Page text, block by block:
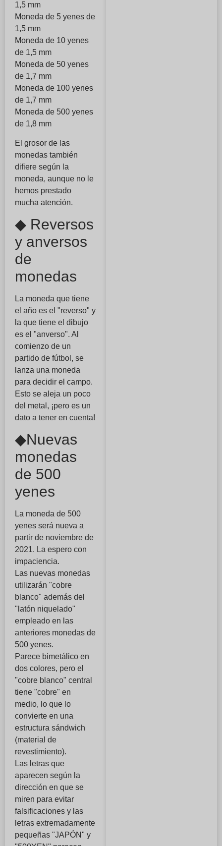
1,5 mm
Moneda de 5 yenes de
1,5 mm
Moneda de 10 yenes
de 1,5 mm
Moneda de 50 yenes
de 1,7 mm
Moneda de 100 yenes
de 1,7 mm
Moneda de 500 yenes
de 1,8 mm
El grosor de las
monedas también
difiere según la
moneda, aunque no le
hemos prestado
mucha atención.
◆ Reversos
y anversos
de
monedas
La moneda que tiene
el año es el "reverso" y
la que tiene el dibujo
es el "anverso". Al
comienzo de un
partido de fútbol, se
lanza una moneda
para decidir el campo.
Esto se aleja un poco
del metal, ¡pero es un
dato a tener en cuenta!
◆Nuevas
monedas
de 500
yenes
La moneda de 500
yenes será nueva a
partir de noviembre de
2021. La espero con
impaciencia.
Las nuevas monedas
utilizarán "cobre
blanco" además del
"latón niquelado"
empleado en las
anteriores monedas de
500 yenes.
Parece bimetálico en
dos colores, pero el
"cobre blanco" central
tiene "cobre" en
medio, lo que lo
convierte en una
estructura sándwich
(material de
revestimiento).
Las letras que
aparecen según la
dirección en que se
miren para evitar
falsificaciones y las
letras extremadamente
pequeñas "JAPÓN" y